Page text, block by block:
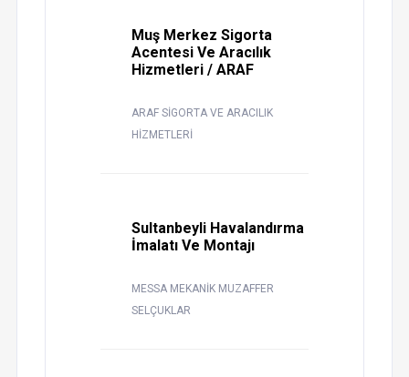
Muş Merkez Sigorta
Acentesi Ve Aracılık
Hizmetleri / ARAF
ARAF SİGORTA VE ARACILIK
HİZMETLERİ
Sultanbeyli Havalandırma
İmalatı Ve Montajı
MESSA MEKANİK MUZAFFER
SELÇUKLAR